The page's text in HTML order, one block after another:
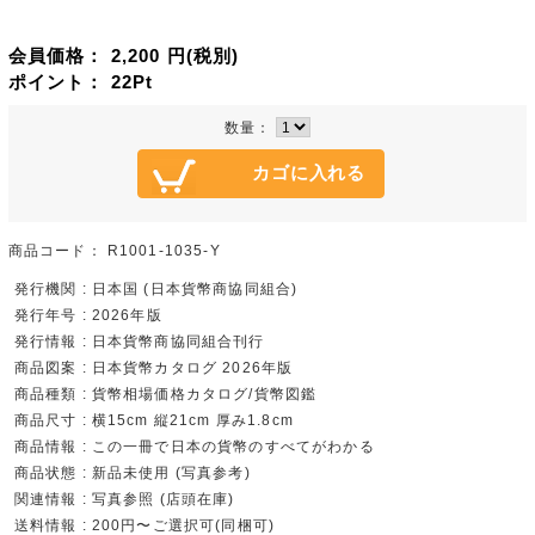
会員価格： 2,200 円(税別)
ポイント： 22Pt
数量：
商品コード： R1001-1035-Y
発行機関 : 日本国 (日本貨幣商協同組合)
発行年号 : 2026年版
発行情報 : 日本貨幣商協同組合刊行
商品図案 : 日本貨幣カタログ 2026年版
商品種類 : 貨幣相場価格カタログ/貨幣図鑑
商品尺寸 : 横15cm 縦21cm 厚み1.8cm
商品情報 : この一冊で日本の貨幣のすべてがわかる
商品状態 : 新品未使用 (写真参考)
関連情報 : 写真参照 (店頭在庫)
送料情報 : 200円〜ご選択可(同梱可)